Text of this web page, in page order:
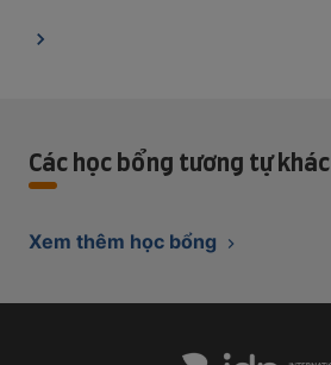
Các học bổng tương tự khác
Xem thêm học bổng